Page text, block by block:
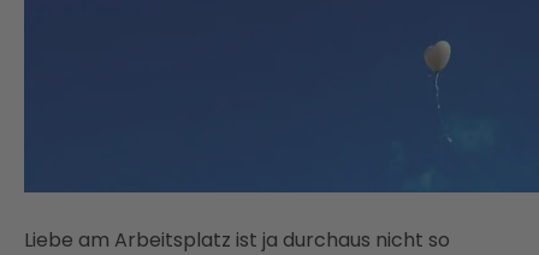
Liebe am Arbeitsplatz ist ja durchaus nicht so